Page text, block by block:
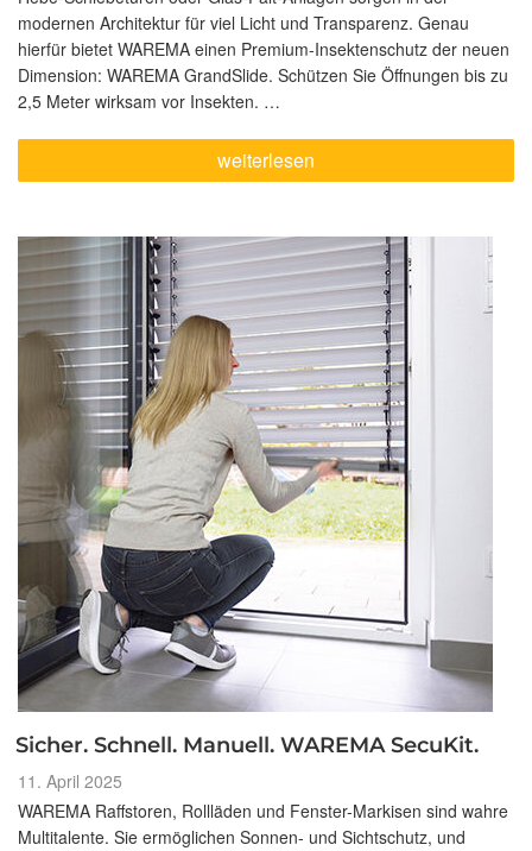
modernen Architektur für viel Licht und Transparenz. Genau
hierfür bietet WAREMA einen Premium-Insektenschutz der neuen
Dimension: WAREMA GrandSlide. Schützen Sie Öffnungen bis zu
2,5 Meter wirksam vor Insekten. …
„WAREMA
Insektenschutzrollo
grandios“
weiterlesen
Sicher. Schnell. Manuell. WAREMA SecuKit.
Veröffentlicht
am
11. April 2025
WAREMA Raffstoren, Rollläden und Fenster-Markisen sind wahre
Multitalente. Sie ermöglichen Sonnen- und Sichtschutz, und